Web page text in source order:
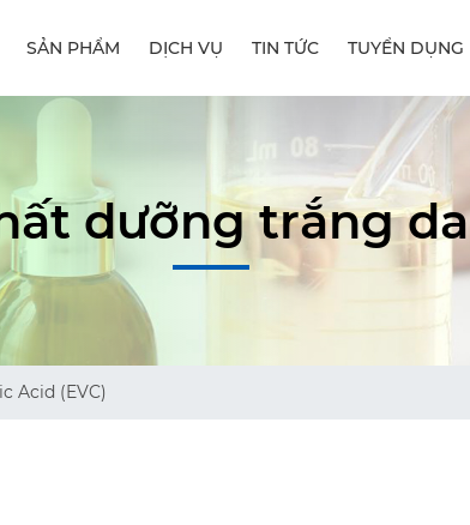
SẢN PHẨM DỊCH VỤ TIN TỨC TUYỂN DỤNG
dưỡng trắng da
Acid (EVC)